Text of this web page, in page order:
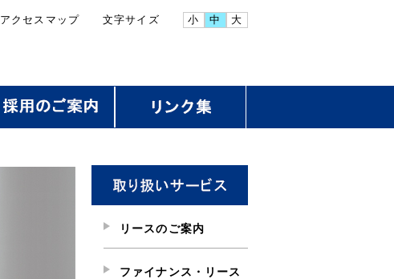
アクセスマップ 文字サイズ 小 中 大
リースのご案内
ファイナンス・リース